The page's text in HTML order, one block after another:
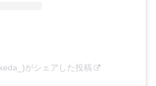
がシェアした投稿